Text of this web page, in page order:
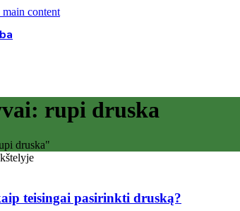
content
rupi druska
druska"
teisingai pasirinkti druską?